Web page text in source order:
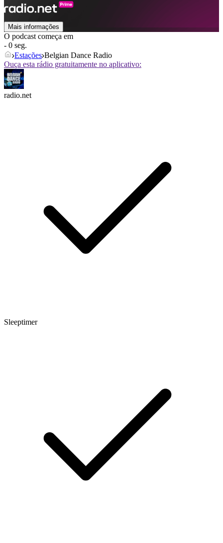
Mais informações
O podcast começa em
- 0 seg.
Estações Belgian Dance Radio
Ouça esta rádio gratuitamente no aplicativo:
radio.net
Sleeptimer